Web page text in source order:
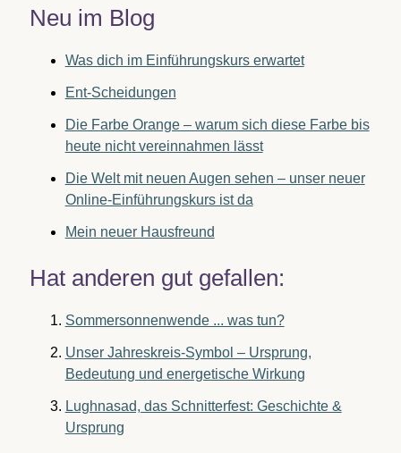
Neu im Blog
Was dich im Einführungskurs erwartet
Ent-Scheidungen
Die Farbe Orange – warum sich diese Farbe bis
heute nicht vereinnahmen lässt
Die Welt mit neuen Augen sehen – unser neuer
Online-Einführungskurs ist da
Mein neuer Hausfreund
Hat anderen gut gefallen:
Sommersonnenwende ... was tun?
Unser Jahreskreis-Symbol – Ursprung,
Bedeutung und energetische Wirkung
Lughnasad, das Schnitterfest: Geschichte &
Ursprung